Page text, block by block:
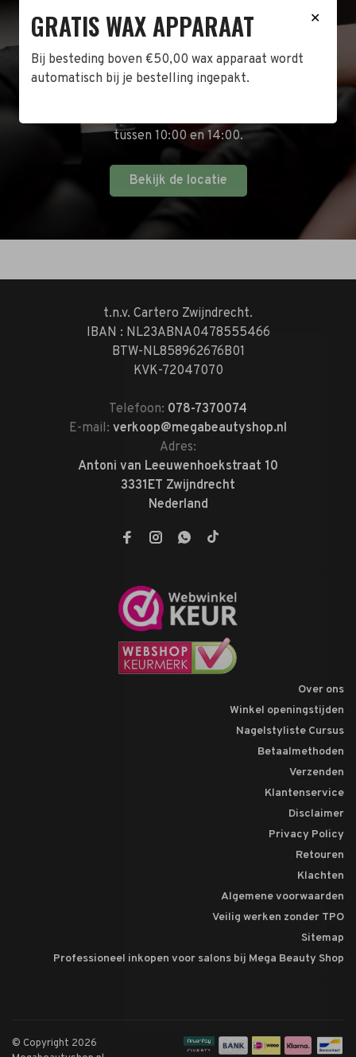
BEZOEK DE WINKEL!
Naast de online shop hebben wij ook een fysieke
winkel in Zwijndrecht! Het adres is: Antoni van
tussen 10:00 en 14:00.
Bekijk de locatie
t.n.v. Cartero Zwijndrecht.
IBAN : NL23ABNA0478555466
BTW-NL858962676B01
KVK-72047070
Telefoon: 078-7370074
E-mail: verkoop@megabeautyshop.nl
Adres:
Antoni van Leeuwenhoekstraat 10
3331ET Zwijndrecht
Nederland
Over ons
Winkel openingstijden
Nagelstyliste Cursus
Betaalmethoden
Verzenden
Klantenservice
Disclaimer
Privacy Policy
Retouren
Klachten
Algemene voorwaarden
Veilig werken zonder TPO
Sitemap
Professioneel inkopen voor salons bij Mega Beauty Shop
© Copyright 2026
✕
GRATIS WAX APPARAAT
Bij besteding boven €50,00 wax apparaat wordt
automatisch bij je bestelling ingepakt.